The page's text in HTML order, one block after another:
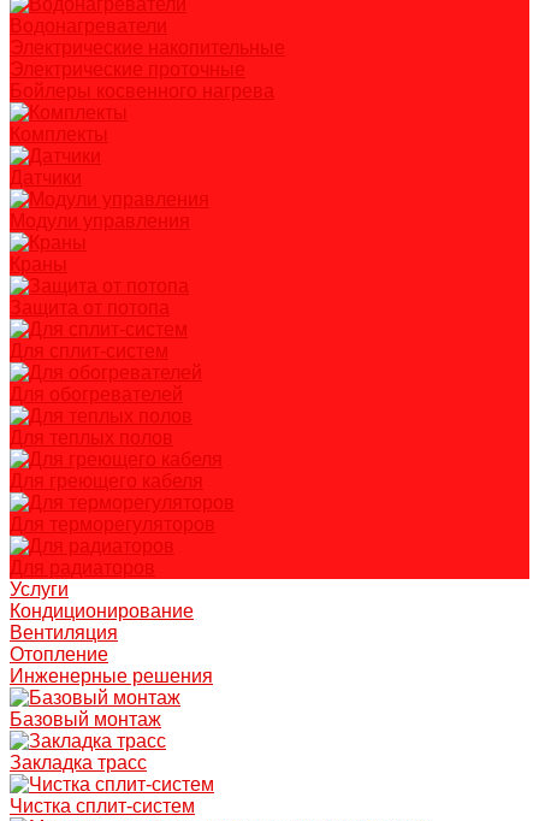
Водонагреватели
Электрические накопительные
Электрические проточные
Бойлеры косвенного нагрева
Комплекты
Датчики
Модули управления
Краны
Защита от потопа
Для сплит-систем
Для обогревателей
Для теплых полов
Для греющего кабеля
Для терморегуляторов
Для радиаторов
Услуги
Кондиционирование
Вентиляция
Отопление
Инженерные решения
Базовый монтаж
Закладка трасс
Чистка сплит-систем